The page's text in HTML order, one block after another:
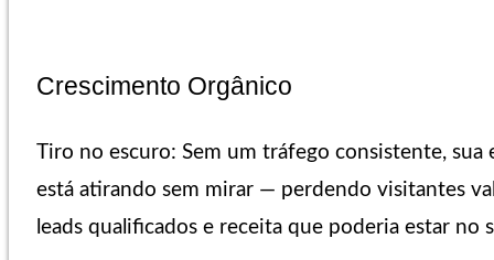
Crescimento Orgânico
Tiro no escuro: Sem um tráfego consistente, sua
está atirando sem mirar — perdendo visitantes
leads qualificados e receita que poderia estar no